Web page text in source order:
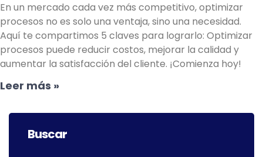
En un mercado cada vez más competitivo, optimizar
procesos no es solo una ventaja, sino una necesidad.
Aquí te compartimos 5 claves para lograrlo: Optimizar
procesos puede reducir costos, mejorar la calidad y
aumentar la satisfacción del cliente. ¡Comienza hoy!
Leer más »
Buscar